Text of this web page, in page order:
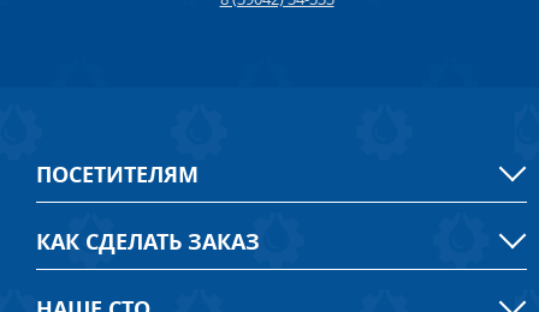
ПОСЕТИТЕЛЯМ
КАК СДЕЛАТЬ ЗАКАЗ